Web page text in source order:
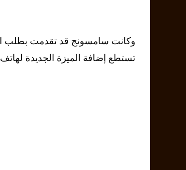
تستطع إضافة الميزة الجديدة لهاتف Galaxy Note 5 الذي قامت بالإعلان عنه في شهر أغسطس.